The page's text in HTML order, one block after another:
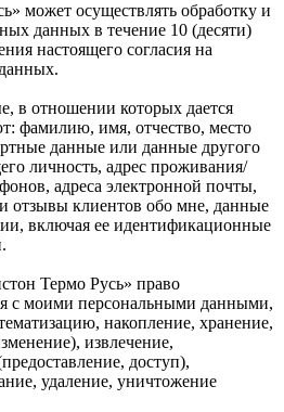
может осуществлять обработку и
данных в течение 10 (десяти)
настоящего согласия на
в отношении которых дается
фамилию, имя, отчество, место
данные или данные другого
личность, адрес проживания/
адреса электронной почты,
отзывы клиентов обо мне, данные
включая ее идентификационные
Термо Русь» право
с моими персональными данными,
накопление, хранение,
извлечение,
доступ),
удаление, уничтожение